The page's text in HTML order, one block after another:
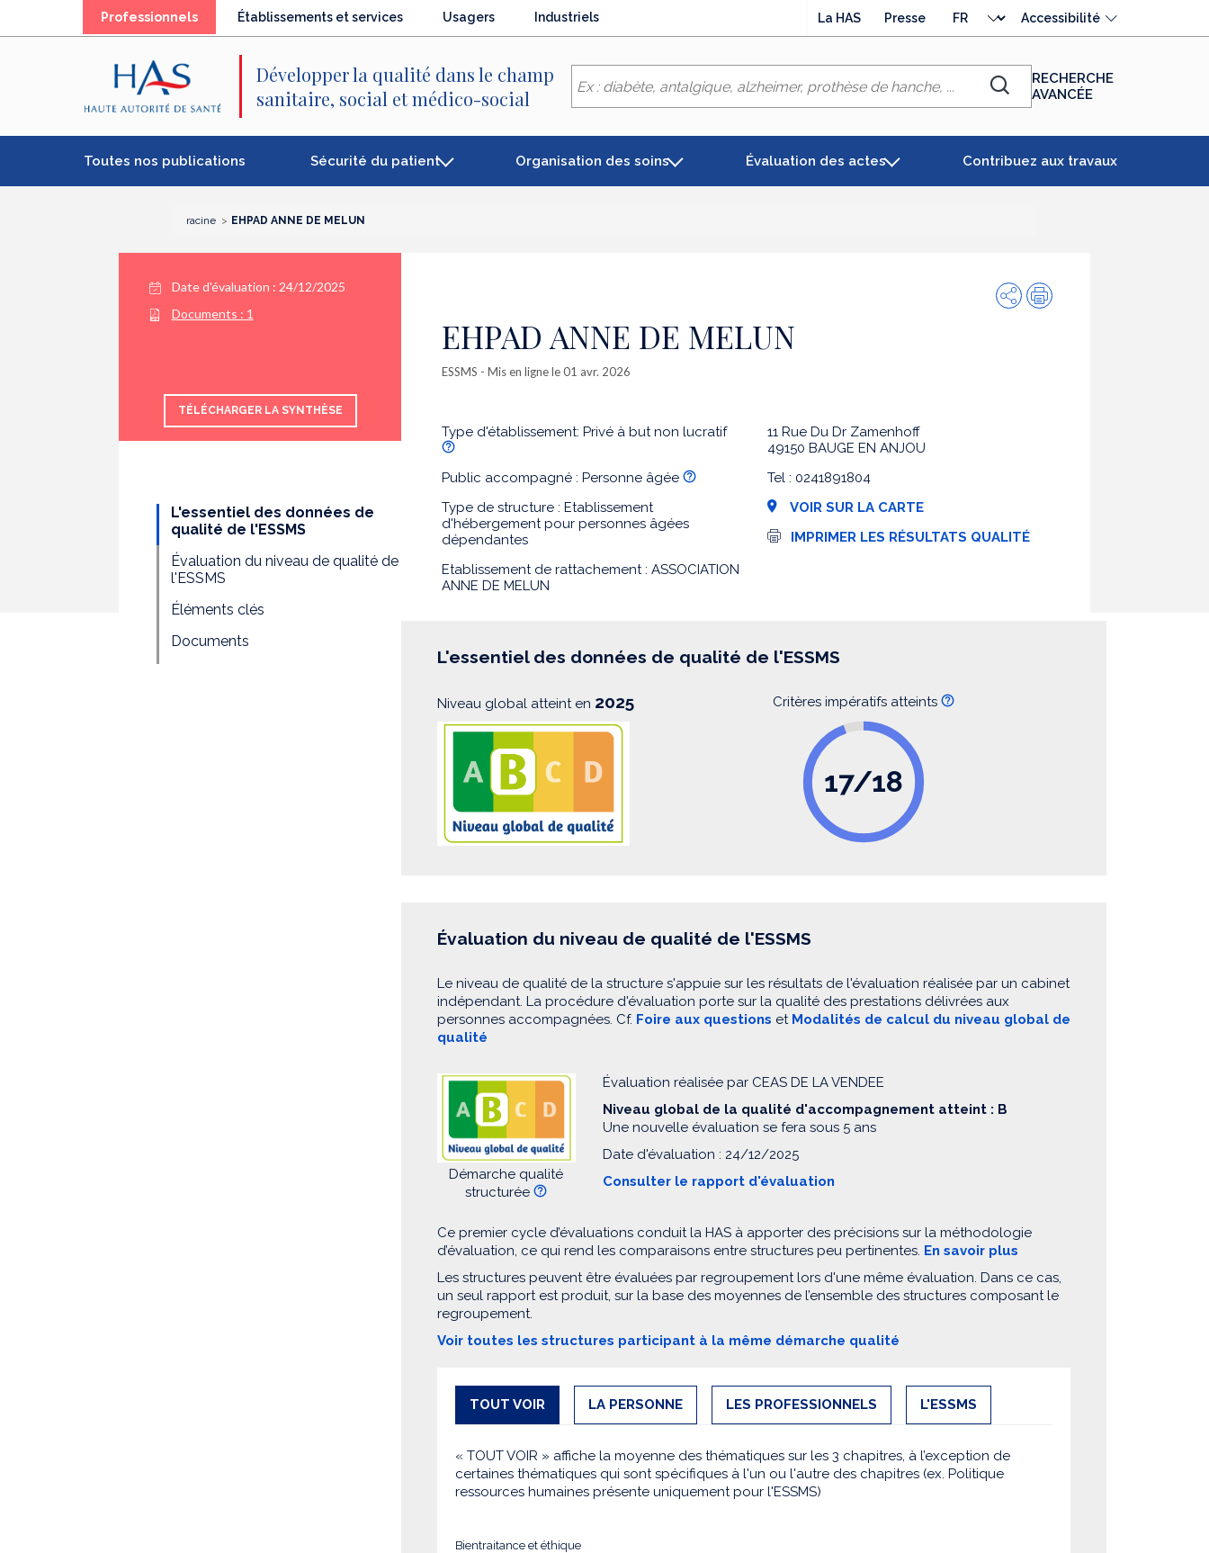
Professionnels Établissements et services Usagers Industriels La HAS Presse
langue
Accessibilité
Développer la qualité dans le champ
sanitaire, social et médico-social
Chercher
RECHERCHE
AVANCÉE
Toutes nos publications Sécurité du patient Organisation des soins Évaluation des actes Contribuez aux travaux
racine EHPAD ANNE DE MELUN
Date d'évaluation : 24/12/2025
Documents : 1
TÉLÉCHARGER LA SYNTHÈSE
L'essentiel des données de
qualité de l'ESSMS
Évaluation du niveau de qualité de
l'ESSMS
Éléments clés
Documents
PartagerImpression
EHPAD ANNE DE MELUN
ESSMS - Mis en ligne le 01 avr. 2026
Type d'établissement: Privé à but non lucratif
Public accompagné : Personne âgée
Type de structure : Etablissement
d'hébergement pour personnes âgées
dépendantes
Etablissement de rattachement : ASSOCIATION
ANNE DE MELUN
11 Rue Du Dr Zamenhoff
49150 BAUGE EN ANJOU
Tel : 0241891804
VOIR SUR LA CARTE
I
n
IMPRIMER LES RÉSULTATS QUALITÉ
L'essentiel des données de qualité de l'ESSMS
Niveau global atteint en 2025 Critères impératifs atteints
17/18
Évaluation du niveau de qualité de l'ESSMS
Le niveau de qualité de la structure s'appuie sur les résultats de l'évaluation réalisée par un cabinet
indépendant. La procédure d'évaluation porte sur la qualité des prestations délivrées aux
personnes accompagnées. Cf. Foire aux questions et Modalités de calcul du niveau global de
qualité
Démarche qualité
structurée
Évaluation réalisée par CEAS DE LA VENDEE
Niveau global de la qualité d'accompagnement atteint : B
Une nouvelle évaluation se fera sous 5 ans
Date d'évaluation : 24/12/2025
Consulter le rapport d'évaluation
Ce premier cycle d’évaluations conduit la HAS à apporter des précisions sur la méthodologie
d’évaluation, ce qui rend les comparaisons entre structures peu pertinentes. En savoir plus
Les structures peuvent être évaluées par regroupement lors d'une même évaluation. Dans ce cas,
un seul rapport est produit, sur la base des moyennes de l’ensemble des structures composant le
regroupement.
Voir toutes les structures participant à la même démarche qualité
TOUT VOIR LA PERSONNE LES PROFESSIONNELS L'ESSMS
« TOUT VOIR » affiche la moyenne des thématiques sur les 3 chapitres, à l’exception de
certaines thématiques qui sont spécifiques à l'un ou l'autre des chapitres (ex. Politique
ressources humaines présente uniquement pour l'ESSMS)
Bientraitance et éthique